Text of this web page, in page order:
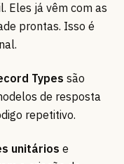
Eles já vêm com as
prontas. Isso é
Types são
de resposta
repetitivo.
unitários e